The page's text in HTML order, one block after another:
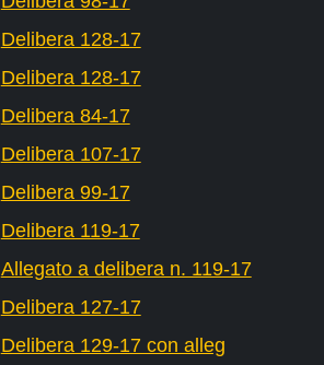
Delibera 128-17
Delibera 128-17
Delibera 84-17
Delibera 107-17
Delibera 99-17
Delibera 119-17
Allegato a delibera n. 119-17
Delibera 127-17
Delibera 129-17 con alleg